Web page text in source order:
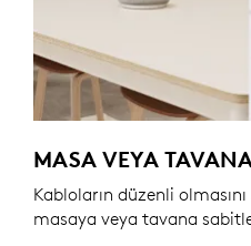
MASA VEYA
Kabloların düzenli
masaya veya tavana